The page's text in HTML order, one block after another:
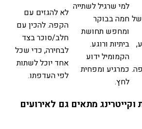
של
למי שרגיל לשתייה
חמה בבוקר
ומחפש תחושת
ביתיות ורוגע.
הקמומיל ידוע
כמרגיע ומפחית
לחץ.
לא להגזים עם
הקפה. להכין עם
חלב/סוכר בצד
לבחירה, כדי שכל
אחד יוכל לשתות
לפי העדפתו.
מתאים גם לאירועים